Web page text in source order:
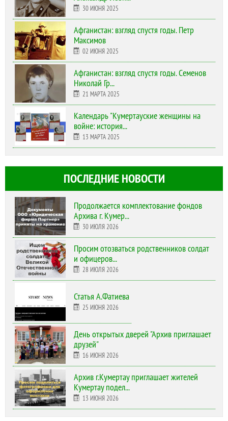
30 ИЮНЯ 2025
Афганистан: взгляд спустя годы. Петр
Максимов
02 ИЮНЯ 2025
Афганистан: взгляд спустя годы. Семенов
Николай Гр...
21 МАРТА 2025
Календарь "Кумертауские женщины на
войне: история...
13 МАРТА 2025
ПОСЛЕДНИЕ НОВОСТИ
Продолжается комплектование фондов
Архива г. Кумер...
30 ИЮЛЯ 2026
Просим отозваться родственников солдат
и офицеров...
28 ИЮЛЯ 2026
Статья А.Фатиева
25 ИЮНЯ 2026
День открытых дверей "Архив приглашает
друзей"
16 ИЮНЯ 2026
Архив г.Кумертау приглашает жителей
Кумертау подел...
13 ИЮНЯ 2026